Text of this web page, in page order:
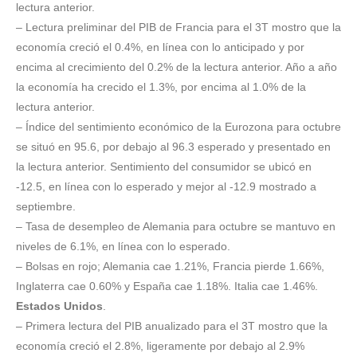
lectura anterior.
– Lectura preliminar del PIB de Francia para el 3T mostro que la
economía creció el 0.4%, en línea con lo anticipado y por
encima al crecimiento del 0.2% de la lectura anterior. Año a año
la economía ha crecido el 1.3%, por encima al 1.0% de la
lectura anterior.
– Índice del sentimiento económico de la Eurozona para octubre
se situó en 95.6, por debajo al 96.3 esperado y presentado en
la lectura anterior. Sentimiento del consumidor se ubicó en
-12.5, en línea con lo esperado y mejor al -12.9 mostrado a
septiembre.
– Tasa de desempleo de Alemania para octubre se mantuvo en
niveles de 6.1%, en línea con lo esperado.
– Bolsas en rojo; Alemania cae 1.21%, Francia pierde 1.66%,
Inglaterra cae 0.60% y España cae 1.18%. Italia cae 1.46%.
Estados Unidos
– Primera lectura del PIB anualizado para el 3T mostro que la
economía creció el 2.8%, ligeramente por debajo al 2.9%